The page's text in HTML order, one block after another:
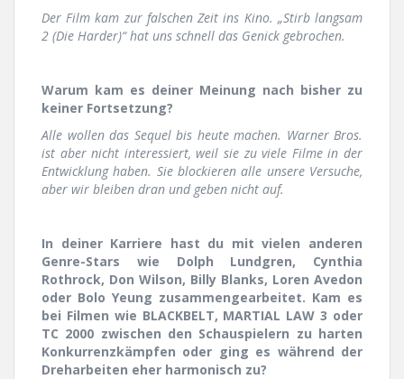
Der Film kam zur falschen Zeit ins Kino. „Stirb langsam
2 (Die Harder)“ hat uns schnell das Genick gebrochen.
Warum kam es deiner Meinung nach bisher zu
keiner Fortsetzung?
Alle wollen das Sequel bis heute machen. Warner Bros.
ist aber nicht interessiert, weil sie zu viele Filme in der
Entwicklung haben. Sie blockieren alle unsere Versuche,
aber wir bleiben dran und geben nicht auf.
In deiner Karriere hast du mit vielen anderen
Genre-Stars wie Dolph Lundgren, Cynthia
Rothrock, Don Wilson, Billy Blanks, Loren Avedon
oder Bolo Yeung zusammengearbeitet. Kam es
bei Filmen wie BLACKBELT, MARTIAL LAW 3 oder
TC 2000 zwischen den Schauspielern zu harten
Konkurrenzkämpfen oder ging es während der
Dreharbeiten eher harmonisch zu?